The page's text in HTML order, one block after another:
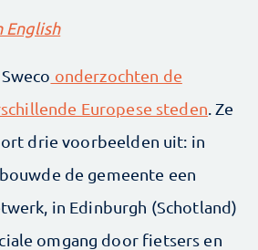
English
onderzochten de
Europese steden . Ze
drie voorbeelden uit: in
de gemeente een
in Edinburgh (Schotland)
omgang door fietsers en